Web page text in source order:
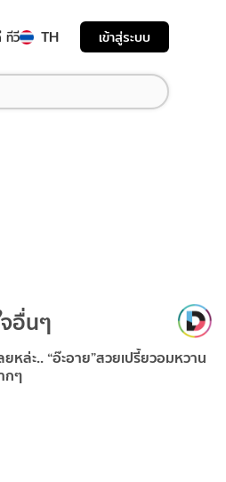
ทีวี TH เข้าสู่ระบบ
อื่นๆ
ยหล่ะ.. “อ๊ะอาย”สวยเปรี้ยวอมหวาน
กๆ